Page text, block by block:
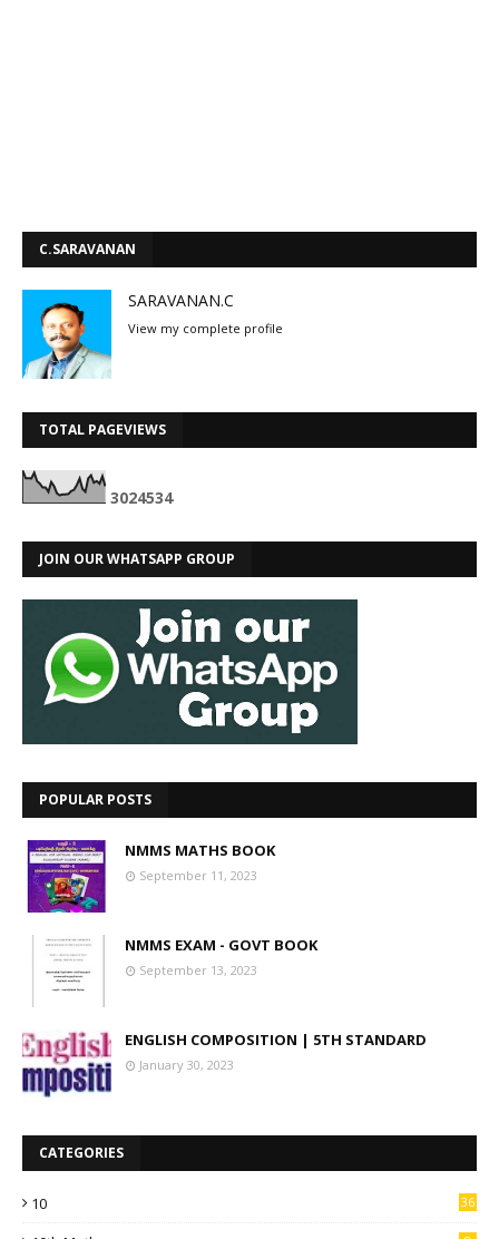
C.SARAVANAN
SARAVANAN.C
View my complete profile
TOTAL PAGEVIEWS
3024534
JOIN OUR WHATSAPP GROUP
POPULAR POSTS
NMMS MATHS BOOK
September 11, 2023
NMMS EXAM - GOVT BOOK
September 13, 2023
ENGLISH COMPOSITION | 5TH STANDARD
January 30, 2023
CATEGORIES
10 36